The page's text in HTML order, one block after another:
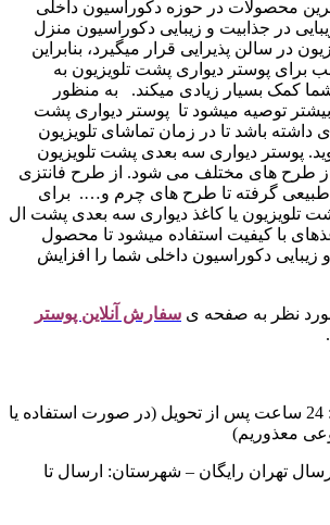
محصولات در حوزه دکوراسیون داخلی
در جذابیت و زیبایی دکوراسیون منزل
در سالن پذیرایی قرار میگیرد، بنابراین
برای پوستر دیواری پشت تلویزیون به
شما کمک بسیار زیادی میکند. به منظور
توصیه میشود تا پوستر دیواری پشت
داشته باشد تا در زمان تماشای تلویزیون
پوستر دیواری سه بعدی پشت تلویزیون
طرح های مختلف می شود. از طرح فانتزی
گرفته تا طرح های چرم و…. برای
تلویزیون یا کاغذ دیواری سه بعدی پشت ال
با کیفیت استفاده میشود تا محصول
زیبایی دکوراسیون داخلی شما را افزایش
نظر به صفحه ی سفارش آنلاین پوستر
شرایط بازگشت کالا : 24 ساعت پس از تحویل (در صورت استفاده یا
معذوریم)
تهران رایگان – شهرستان: ارسال تا